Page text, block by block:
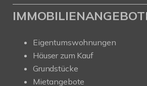
Eigentumswohnungen
Häuser zum Kauf
Grundstücke
Mietangebote